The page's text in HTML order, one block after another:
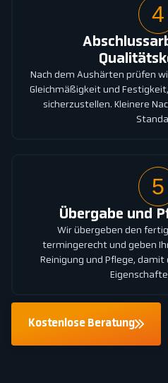
4
Nach dem Aushärten prüfen
Gleichmäßigkeit und
sicherzustellen. Kleinere
5
Übergabe und
Wir übergeben den
termingerecht und geben
Reinigung und Pflege, damit
Kostenlose Beratung